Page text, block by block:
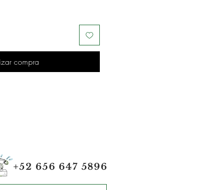
compra
+52 656 647 5896